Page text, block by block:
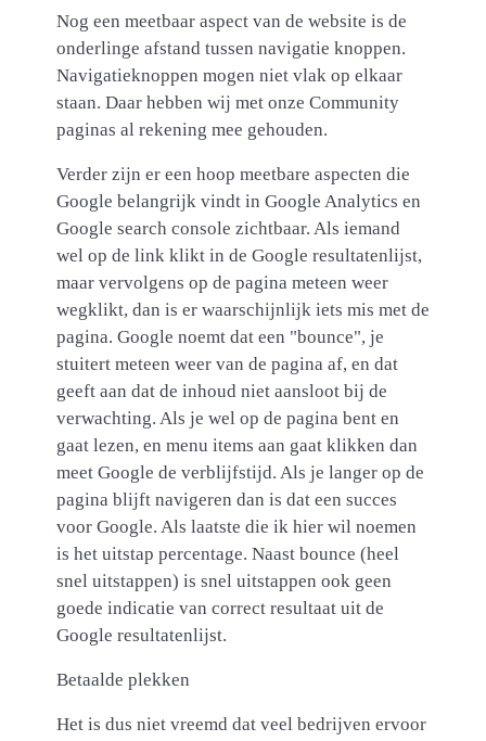
Nog een meetbaar aspect van de website is de
onderlinge afstand tussen navigatie knoppen.
Navigatieknoppen mogen niet vlak op elkaar
staan. Daar hebben wij met onze Community
paginas al rekening mee gehouden.
Verder zijn er een hoop meetbare aspecten die
Google belangrijk vindt in Google Analytics en
Google search console zichtbaar. Als iemand
wel op de link klikt in de Google resultatenlijst,
maar vervolgens op de pagina meteen weer
wegklikt, dan is er waarschijnlijk iets mis met de
pagina. Google noemt dat een "bounce", je
stuitert meteen weer van de pagina af, en dat
geeft aan dat de inhoud niet aansloot bij de
verwachting. Als je wel op de pagina bent en
gaat lezen, en menu items aan gaat klikken dan
meet Google de verblijfstijd. Als je langer op de
pagina blijft navigeren dan is dat een succes
voor Google. Als laatste die ik hier wil noemen
is het uitstap percentage. Naast bounce (heel
snel uitstappen) is snel uitstappen ook geen
goede indicatie van correct resultaat uit de
Google resultatenlijst.
Betaalde plekken
Het is dus niet vreemd dat veel bedrijven ervoor